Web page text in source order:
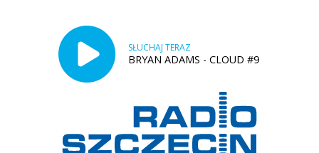
SŁUCHAJ TERAZ
BRYAN ADAMS - CLOUD #9